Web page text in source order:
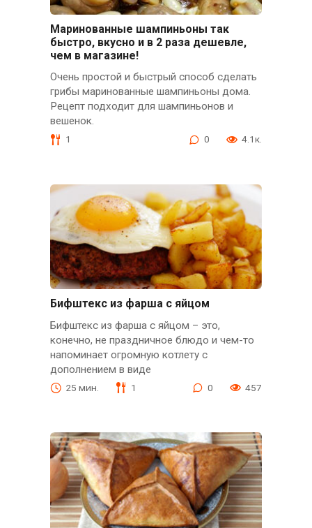
Маринованные шампиньоны так
быстро, вкусно и в 2 раза дешевле,
чем в магазине!
Очень простой и быстрый способ сделать
грибы маринованные шампиньоны дома.
Рецепт подходит для шампиньонов и
вешенок.
1 0 4.1к.
Бифштекс из фарша с яйцом
Бифштекс из фарша с яйцом – это,
конечно, не праздничное блюдо и чем-то
напоминает огромную котлету с
дополнением в виде
25 мин. 1 0 457